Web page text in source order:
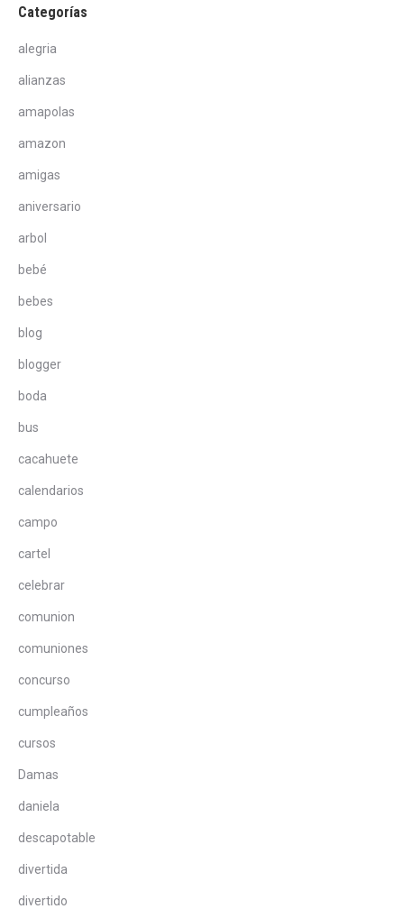
Categorías
alegria
alianzas
amapolas
amazon
amigas
aniversario
arbol
bebé
bebes
blog
blogger
boda
bus
cacahuete
calendarios
campo
cartel
celebrar
comunion
comuniones
concurso
cumpleaños
cursos
Damas
daniela
descapotable
divertida
divertido